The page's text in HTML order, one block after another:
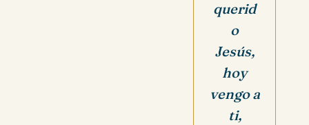
querid
o
Jesús,
hoy
vengo a
ti,